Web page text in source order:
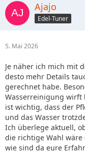
Ajajo
Edel-Tuner
5. Mai 2026
Je näher ich mich mit
desto mehr Details
gerechnet habe.
Wasserreinigung wirft
ist wichtig, dass der
und das Wasser
Ich überlege aktuell,
die richtige Wahl wäre
wie sind da eure